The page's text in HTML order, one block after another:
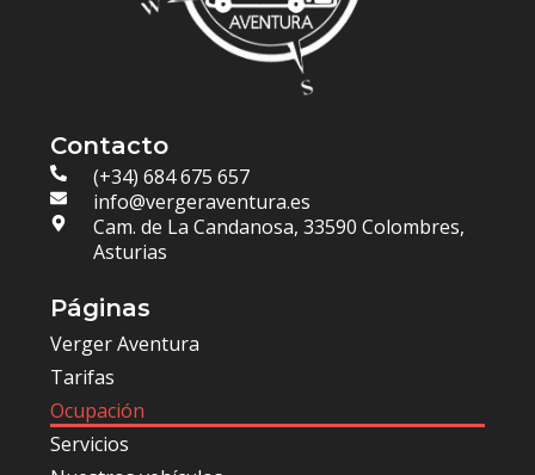
Contacto
(+34) 684 675 657
info@vergeraventura.es
Cam. de La Candanosa, 33590 Colombres,
Asturias
Páginas
Verger Aventura
Tarifas
Ocupación
Servicios